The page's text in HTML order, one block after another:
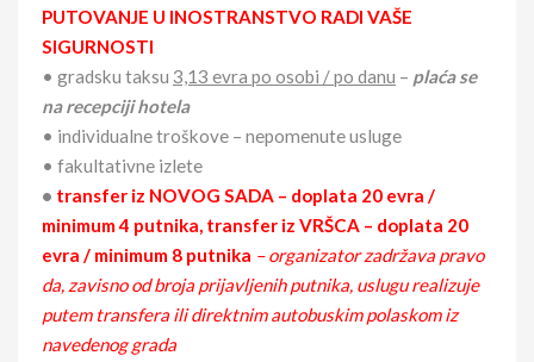
PUTOVANJE U INOSTRANSTVO RADI VAŠE
SIGURNOSTI
• gradsku taksu 3,13 evra po osobi / po danu – plaća se
na recepciji hotela
• individualne troškove – nepomenute usluge
• fakultativne izlete
• transfer iz NOVOG SADA – doplata 20 evra /
minimum 4 putnika, transfer iz VRŠCA – doplata 20
evra / minimum 8 putnika – organizator zadržava pravo
da, zavisno od broja prijavljenih putnika, uslugu realizuje
putem transfera ili direktnim autobuskim polaskom iz
navedenog grada